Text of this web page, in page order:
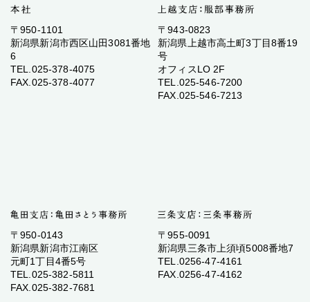
〒950-1101
新潟県新潟市西区山田3081番地
6
TEL.025-378-4075
FAX.025-378-4077
〒943-0823
新潟県上越市高土町3丁目8番19
号
オフィスLO 2F
TEL.025-546-7200
FAX.025-546-7213
〒950-0143
新潟県新潟市江南区
元町1丁目4番5号
TEL.025-382-5811
FAX.025-382-7681
〒955-0091
新潟県三条市上須頃5008番地7
TEL.0256-47-4161
FAX.0256-47-4162